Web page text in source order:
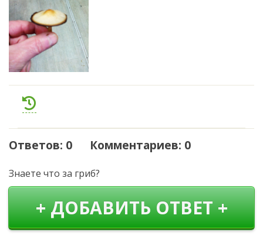
Ответов: 0 Комментариев: 0
Знаете что за гриб?
+ ДОБАВИТЬ ОТВЕТ +